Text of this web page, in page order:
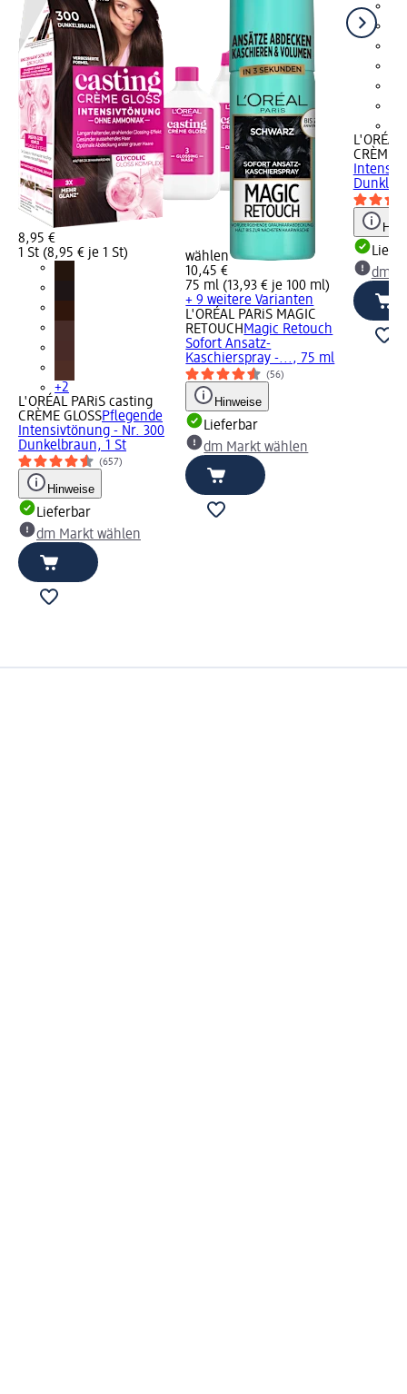
8,95 €
1 St (8,95 € je 1 St)
+2
L'ORÉAL PARiS casting
CRÈME GLOSSPflegende
Intensivtönung - Nr. 300
Dunkelbraun, 1 St
(657)
Hinweise
Lieferbar
dm Markt wählen
wählen
10,45 €
75 ml (13,93 € je 100 ml)
+ 9 weitere Varianten
L'ORÉAL PARiS MAGIC
RETOUCH Magic Retouch
Sofort Ansatz-
Kaschierspray -..., 75 ml
(56)
Hinweise
Lieferbar
dm Markt wählen
CRÈME
dm